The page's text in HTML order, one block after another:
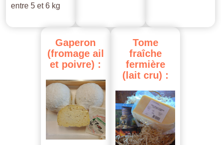
entre 5 et 6 kg
Gaperon
(fromage ail
et poivre) :
Tome
fraîche
fermière
(lait cru) :